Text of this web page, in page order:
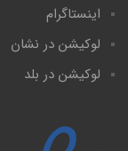
اینستاگرام
لوکیشن در نشان
لوکیشن در بلد